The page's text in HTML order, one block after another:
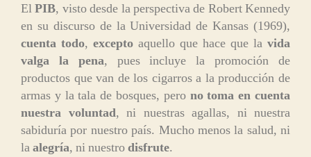
ElPIB, visto desde la perspectiva de Robert Kennedy
en su discurso de la Universidad de Kansas (1969),
cuenta todo, excepto aquello que hace que la vida
valga la pena, pues incluye la promoción de
productos que van de los cigarros a la producción de
armas y la tala de bosques, perono toma en cuenta
nuestra voluntad, ni nuestras agallas, ni nuestra
sabiduría por nuestro país. Mucho menos la salud, ni
laalegría, ni nuestrodisfrute.